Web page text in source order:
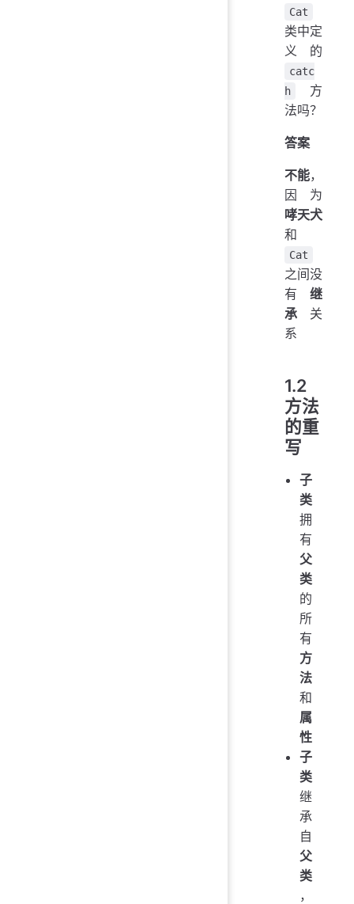
Cat
类中定
义的
catc
h
方
法吗？
答案
不能，
因为
哮天犬
和
Cat
之间没
有 继
承
关
系
1.2
方法
的重
写
子
类
拥
有
父
类
的
所
有
方
法
和
属
性
子
类
继
承
自
父
类
，